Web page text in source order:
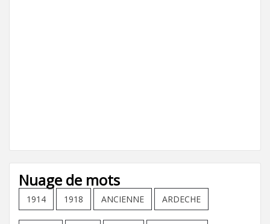
Nuage de mots
1914 1918 ANCIENNE ARDECHE